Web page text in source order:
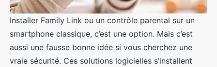
Installer Family Link ou un contrôle parental sur un
smartphone classique, c’est une option. Mais c’est
aussi une fausse bonne idée si vous cherchez une
vraie sécurité. Ces solutions logicielles s’installent